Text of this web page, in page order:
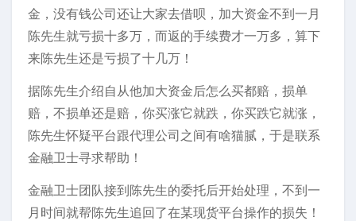
金，没有钱公司还让大家去借呗，加大资金不到一月
陈先生就亏损十多万，而返的手续费才一万多，算下
来陈先生还是亏损了十几万！
据陈先生介绍自从他加大资金后怎么买都赔，损单
赔，不损单还是赔，你买涨它就跌，你买跌它就涨，
陈先生怀疑平台跟代理公司之间有啥猫腻，于是联系
金融卫士寻求帮助！
金融卫士团队接到陈先生的委托后开始处理，不到一
月时间就帮陈先生追回了在某现货平台操作的损失！